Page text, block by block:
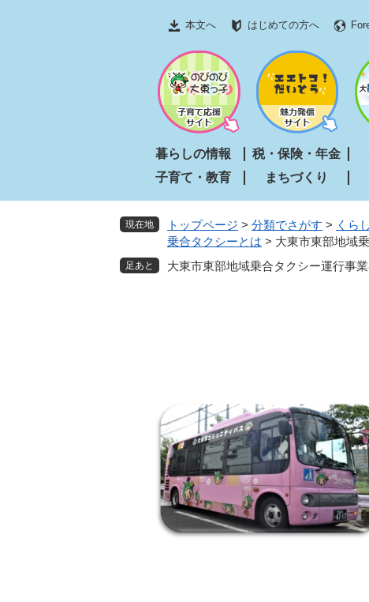
文
本文へ はじめての方へ
暮らしの情報 税・保険・年金
子育て・教育
まちづくり
現在地 トップページ > 分類でさがす > くら
乗合タクシーとは > 大東市東部地域
大東市東部地域乗合タクシー運行事